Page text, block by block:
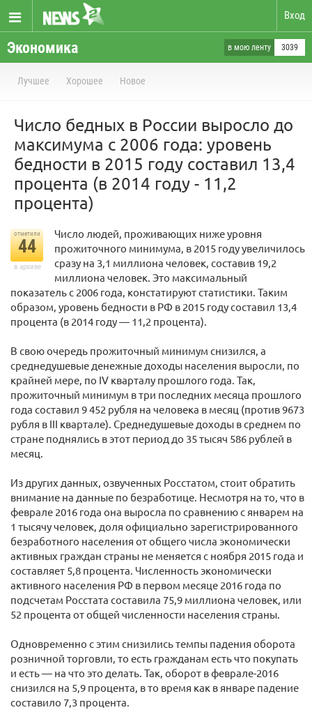
Вход
Экономика в мою ленту 3039
Лучшее Хорошее Новое
Число бедных в России выросло до
максимума с 2006 года: уровень
бедности в 2015 году составил 13,4
процента (в 2014 году - 11,2
процента)
отметили
44
в архиве
Число людей, проживающих ниже уровня
прожиточного минимума, в 2015 году увеличилось
сразу на 3,1 миллиона человек, составив 19,2
миллиона человек. Это максимальный
показатель с 2006 года, констатируют статистики. Таким
образом, уровень бедности в РФ в 2015 году составил 13,4
процента (в 2014 году — 11,2 процента).
В свою очередь прожиточный минимум снизился, а
среднедушевые денежные доходы населения выросли, по
крайней мере, по IV кварталу прошлого года. Так,
прожиточный минимум в три последних месяца прошлого
года составил 9 452 рубля на человека в месяц (против 9673
рубля в III квартале). Среднедушевые доходы в среднем по
стране поднялись в этот период до 35 тысяч 586 рублей в
месяц.
Из других данных, озвученных Росстатом, стоит обратить
внимание на данные по безработице. Несмотря на то, что в
феврале 2016 года она выросла по сравнению с январем на
1 тысячу человек, доля официально зарегистрированного
безработного населения от общего числа экономически
активных граждан страны не меняется с ноября 2015 года и
составляет 5,8 процента. Численность экономически
активного населения РФ в первом месяце 2016 года по
подсчетам Росстата составила 75,9 миллиона человек, или
52 процента от общей численности населения страны.
Одновременно с этим снизились темпы падения оборота
розничной торговли, то есть гражданам есть что покупать
и есть — на что это делать. Так, оборот в феврале-2016
снизился на 5,9 процента, в то время как в январе падение
составило 7,3 процента.